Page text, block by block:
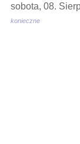
sobota, 08.
konieczne